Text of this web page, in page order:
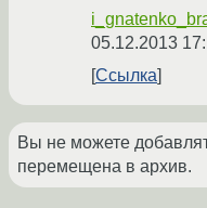
05.12.2013
Ссылка
Вы не можете
перемещена в архив.